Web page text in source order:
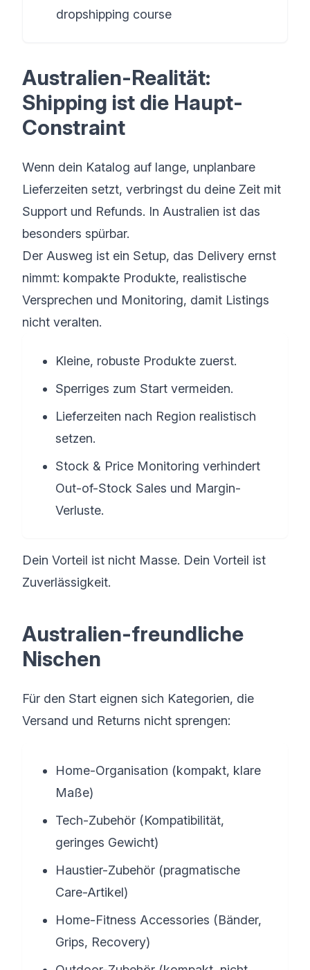
dropshipping course
Australien-Realität:
Shipping ist die Haupt-
Constraint
Wenn dein Katalog auf lange, unplanbare
Lieferzeiten setzt, verbringst du deine Zeit mit
Support und Refunds. In Australien ist das
besonders spürbar.
Der Ausweg ist ein Setup, das Delivery ernst
nimmt: kompakte Produkte, realistische
Versprechen und Monitoring, damit Listings
nicht veralten.
Kleine, robuste Produkte zuerst.
Sperriges zum Start vermeiden.
Lieferzeiten nach Region realistisch
setzen.
Stock & Price Monitoring verhindert
Out-of-Stock Sales und Margin-
Verluste.
Dein Vorteil ist nicht Masse. Dein Vorteil ist
Zuverlässigkeit.
Australien-freundliche
Nischen
Für den Start eignen sich Kategorien, die
Versand und Returns nicht sprengen:
Home-Organisation (kompakt, klare
Maße)
Tech-Zubehör (Kompatibilität,
geringes Gewicht)
Haustier-Zubehör (pragmatische
Care-Artikel)
Home-Fitness Accessories (Bänder,
Grips, Recovery)